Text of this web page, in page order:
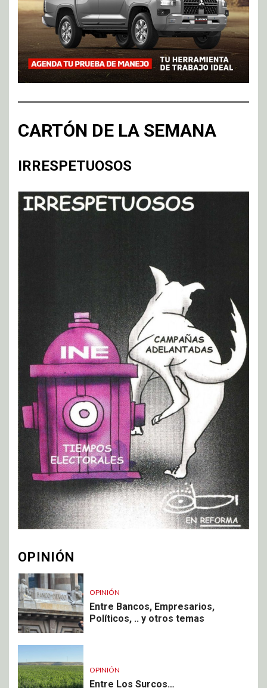
CARTÓN DE LA SEMANA
IRRESPETUOSOS
OPINIÓN
OPINIÓN
Entre Bancos, Empresarios,
Políticos, .. y otros temas
OPINIÓN
Entre Los Surcos…